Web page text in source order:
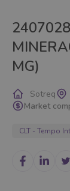
MG)
Sotreq
Market
CLT - Tempo